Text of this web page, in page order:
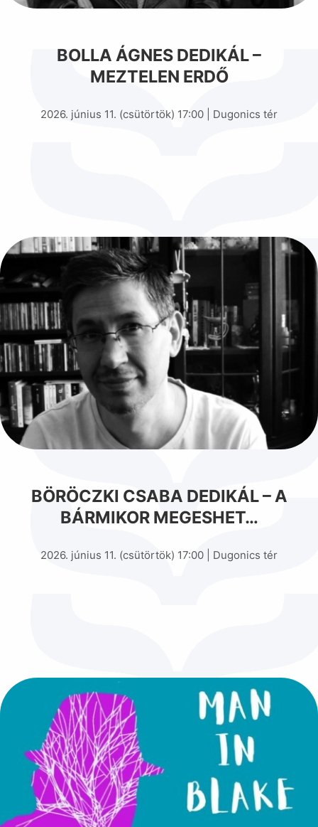
BOLLA ÁGNES DEDIKÁL –
MEZTELEN ERDŐ
2026. június 11. (csütörtök) 17:00 | Dugonics tér
BÖRÖCZKI CSABA DEDIKÁL – A
BÁRMIKOR MEGESHET…
2026. június 11. (csütörtök) 17:00 | Dugonics tér